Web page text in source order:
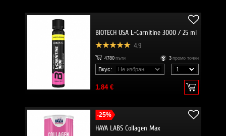
BIOTECH USA L-Carnitine 3000 / 25 ml
4.9
4780 пъти 3 промо точки
Вкус:
1.84 €
-25%
HAYA LABS Collagen Max